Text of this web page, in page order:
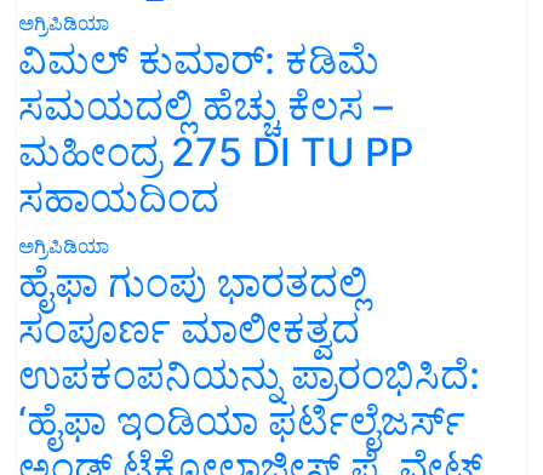
ಅಗ್ರಿಪಿಡಿಯಾ
ವಿಮಲ್ ಕುಮಾರ್: ಕಡಿಮೆ
ಸಮಯದಲ್ಲಿ ಹೆಚ್ಚು ಕೆಲಸ –
ಮಹೀಂದ್ರ 275 DI TU PP
ಸಹಾಯದಿಂದ
ಅಗ್ರಿಪಿಡಿಯಾ
ಹೈಫಾ ಗುಂಪು ಭಾರತದಲ್ಲಿ
ಸಂಪೂರ್ಣ ಮಾಲೀಕತ್ವದ
ಉಪಕಂಪನಿಯನ್ನು ಪ್ರಾರಂಭಿಸಿದೆ:
‘ಹೈಫಾ ಇಂಡಿಯಾ ಫರ್ಟಿಲೈಜರ್ಸ್